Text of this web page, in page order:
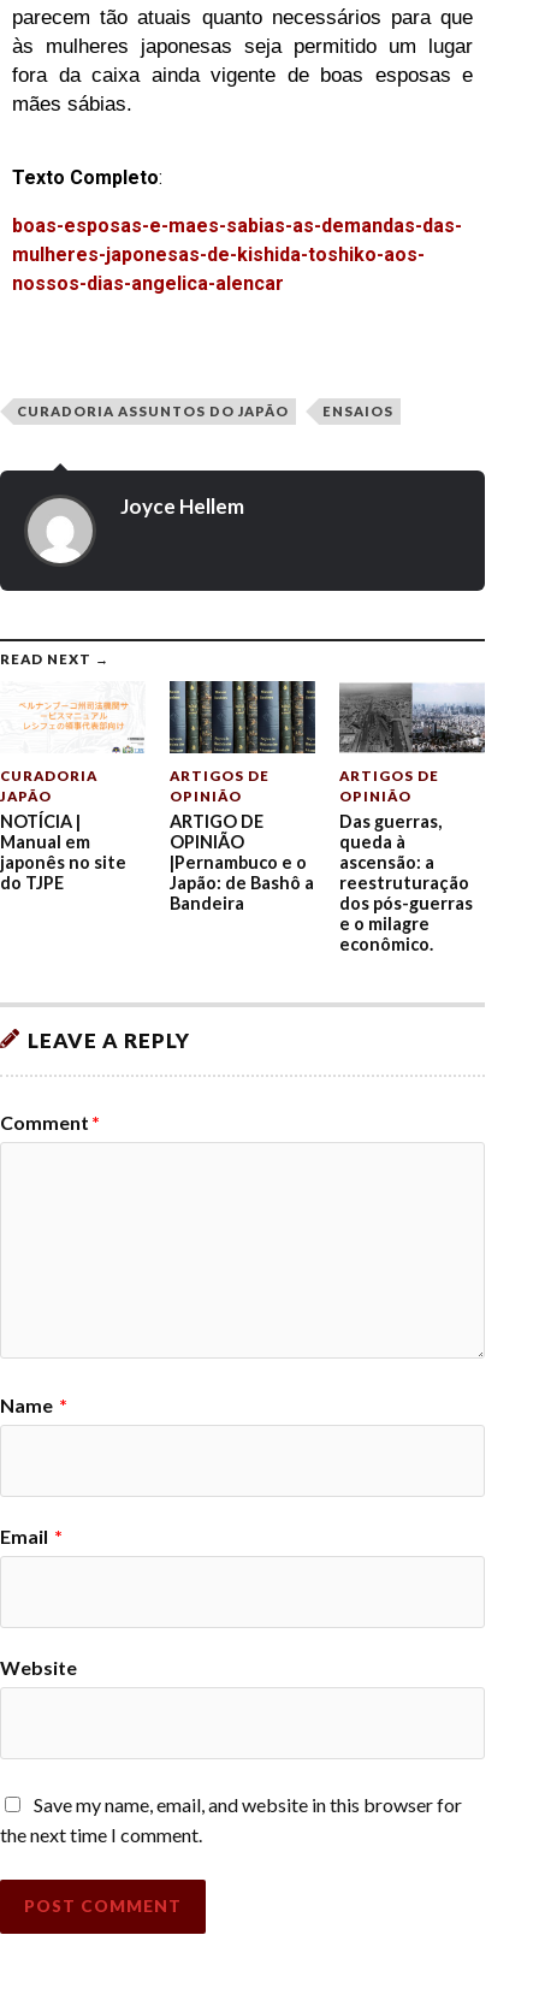
parecem tão atuais quanto necessários para que
às mulheres japonesas seja permitido um lugar
fora da caixa ainda vigente de boas esposas e
mães sábias.
Texto Completo:
boas-esposas-e-maes-sabias-as-demandas-das-
mulheres-japonesas-de-kishida-toshiko-aos-
nossos-dias-angelica-alencar
CURADORIA ASSUNTOS DO JAPÃO ENSAIOS
Joyce Hellem
READ NEXT →
CURADORIA
JAPÃO
NOTÍCIA |
Manual em
japonês no site
do TJPE
ARTIGOS DE
OPINIÃO
ARTIGO DE
OPINIÃO
|Pernambuco e o
Japão: de Bashô a
Bandeira
ARTIGOS DE
OPINIÃO
Das guerras,
queda à
ascensão: a
reestruturação
dos pós-guerras
e o milagre
econômico.
LEAVE A REPLY
Comment *
Name *
Email *
Website
Save my name, email, and website in this browser for
the next time I comment.